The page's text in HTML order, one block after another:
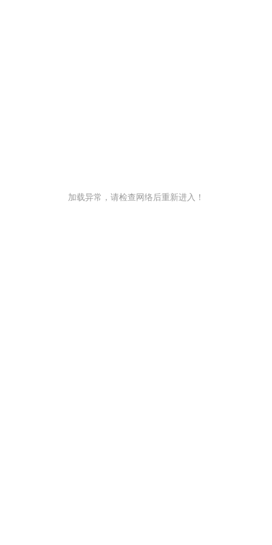
加载异常，请检查网络后重新进入！